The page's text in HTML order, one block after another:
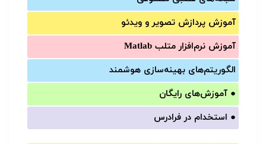
آموزش‌ پردازش تصویر و ویدئو
آموزش‌ نرم‌افزار متلب Matlab
الگوریتم‌های بهینه‌سازی هوشمند
● آموزش‌های رایگان
● استخدام در فرادرس